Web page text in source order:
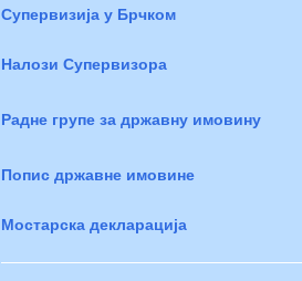
Супервизија у Брчком
Налози Супервизора
Радне групе за државну имовину
Попис државне имовине
Мостарска декларација